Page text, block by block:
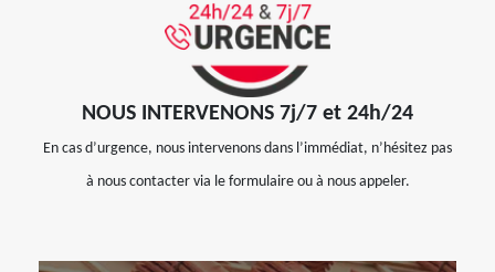
NOUS INTERVENONS 7j/7 et 24h/24
En cas d’urgence, nous intervenons dans l’immédiat, n’hésitez pas
à nous contacter via le formulaire ou à nous appeler.